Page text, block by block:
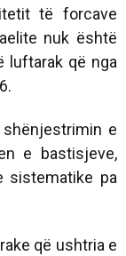
të forcave
nuk është
luftarak që nga
e
e bastisjeve,
sistematike pa
që ushtria e